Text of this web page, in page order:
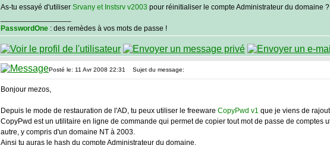
As-tu essayé d'utiliser Srvany et Instsrv v2003 pour réinitialiser le compte Administrateur du domaine ?
PasswordOne : des remèdes à vos mots de passe !
Posté le: 11 Avr 2008 22:31 Sujet du message:
Bonjour mezos,
Depuis le mode de restauration de l'AD, tu peux utiliser le freeware CopyPwd v1 que je viens de
CopyPwd est un utilitaire en ligne de commande qui permet de copier tout mot de passe de comptes
autre, y compris d'un domaine NT à 2003.
Ainsi tu auras le hash du compte Administrateur du domaine.